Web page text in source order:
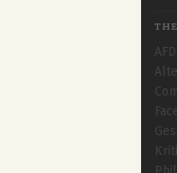
AFD